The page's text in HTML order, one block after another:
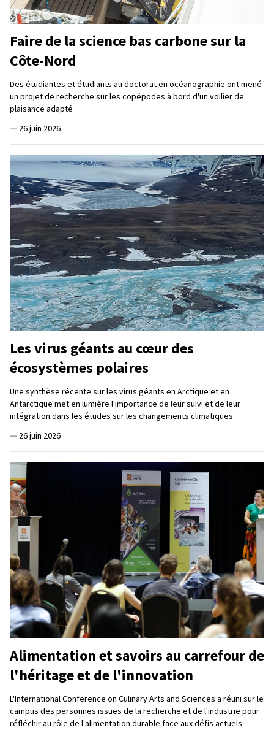
Faire de la science bas carbone sur la
Côte-Nord
Des étudiantes et étudiants au doctorat en océanographie ont mené
un projet de recherche sur les copépodes à bord d'un voilier de
plaisance adapté
— 26 juin 2026
Les virus géants au cœur des
écosystèmes polaires
Une synthèse récente sur les virus géants en Arctique et en
Antarctique met en lumière l'importance de leur suivi et de leur
intégration dans les études sur les changements climatiques
— 26 juin 2026
Alimentation et savoirs au carrefour de
l'héritage et de l'innovation
L'International Conference on Culinary Arts and Sciences a réuni sur le
campus des personnes issues de la recherche et de l'industrie pour
réfléchir au rôle de l'alimentation durable face aux défis actuels